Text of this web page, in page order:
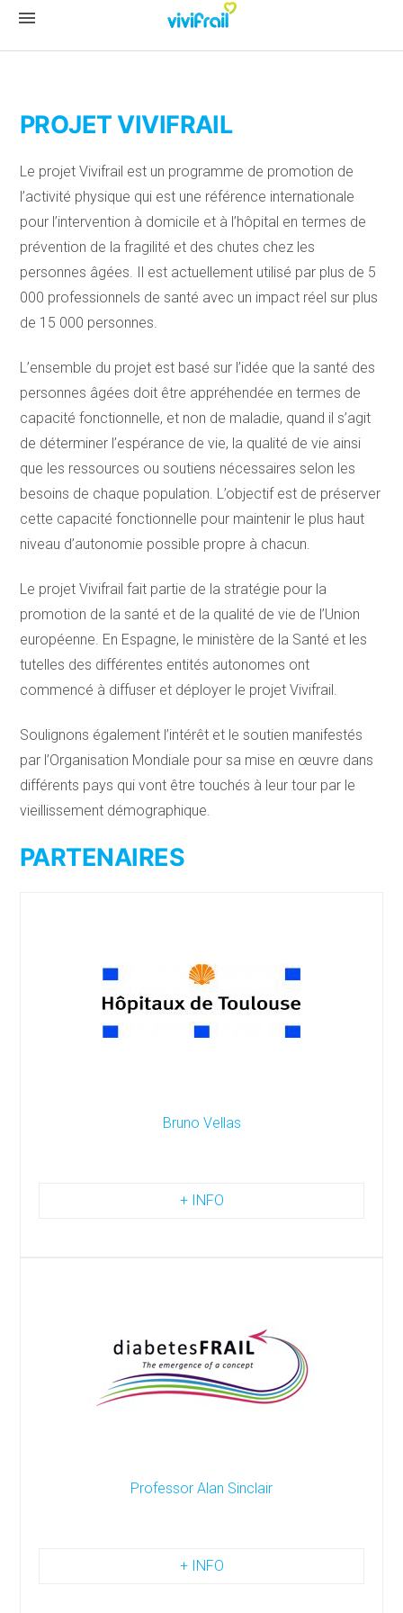
menu
PROJET VIVIFRAIL
Le projet Vivifrail est un programme de promotion de
l’activité physique qui est une référence internationale
pour l’intervention à domicile et à l’hôpital en termes de
prévention de la fragilité et des chutes chez les
personnes âgées. Il est actuellement utilisé par plus de 5
000 professionnels de santé avec un impact réel sur plus
de 15 000 personnes.
L’ensemble du projet est basé sur l’idée que la santé des
personnes âgées doit être appréhendée en termes de
capacité fonctionnelle, et non de maladie, quand il s’agit
de déterminer l’espérance de vie, la qualité de vie ainsi
que les ressources ou soutiens nécessaires selon les
besoins de chaque population. L’objectif est de préserver
cette capacité fonctionnelle pour maintenir le plus haut
niveau d’autonomie possible propre à chacun.
Le projet Vivifrail fait partie de la stratégie pour la
promotion de la santé et de la qualité de vie de l’Union
européenne. En Espagne, le ministère de la Santé et les
tutelles des différentes entités autonomes ont
commencé à diffuser et déployer le projet Vivifrail.
Soulignons également l’intérêt et le soutien manifestés
par l’Organisation Mondiale pour sa mise en œuvre dans
différents pays qui vont être touchés à leur tour par le
vieillissement démographique.
PARTENAIRES
Bruno Vellas
+ INFO
Professor Alan Sinclair
+ INFO